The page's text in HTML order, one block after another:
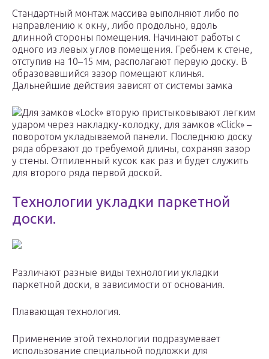
Стандартный монтаж массива выполняют либо по
направлению к окну, либо продольно, вдоль
длинной стороны помещения. Начинают работы с
одного из левых углов помещения. Гребнем к стене,
отступив на 10–15 мм, располагают первую доску. В
образовавшийся зазор помещают клинья.
Дальнейшие действия зависят от системы замка
Для замков «Lock» вторую пристыковывают легким
ударом через накладку-колодку, для замков «Click» –
поворотом укладываемой панели. Последнюю доску
ряда обрезают до требуемой длины, сохраняя зазор
у стены. Отпиленный кусок как раз и будет служить
для второго ряда первой доской.
Технологии укладки паркетной
доски.
Различают разные виды технологии укладки
паркетной доски, в зависимости от основания.
Плавающая технология.
Применение этой технологии подразумевает
использование специальной подложки для